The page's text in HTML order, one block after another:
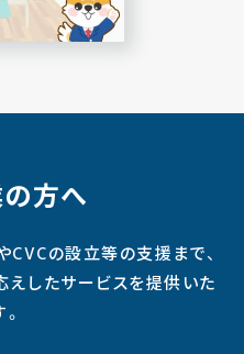
方へ
の設立等の支援まで、
したサービスを提供いた